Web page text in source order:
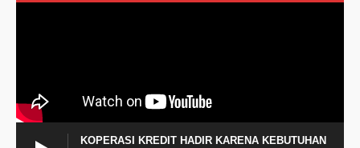
KOPERASI KREDIT HADIR KARENA KEBUTUHAN